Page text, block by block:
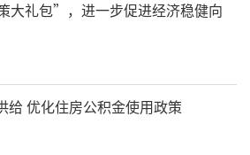
大礼包”，进一步促进经济稳健向
给 优化住房公积金使用政策